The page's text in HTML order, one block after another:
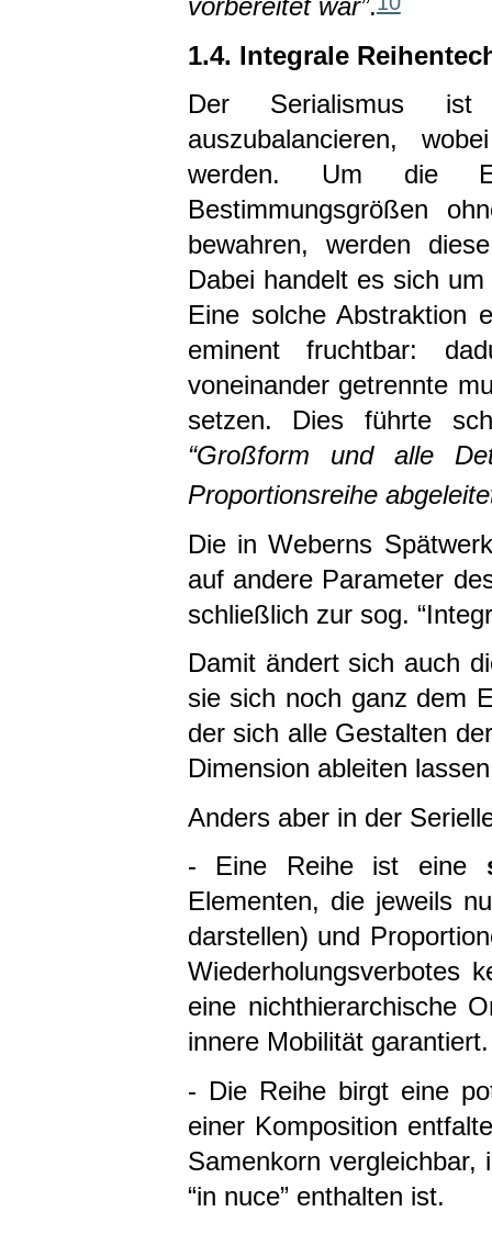
vorbereitet war”.
1.4. Integrale
Der Serialismus ist
auszubalancieren,
werden. Um die
Bestimmungsgrößen
bewahren, werden
Dabei handelt es sich
Eine solche Abstraktion
eminent fruchtbar:
voneinander getrennte
setzen. Dies führte
“Großform und alle
Proportionsreihe
Die in Weberns
auf andere Parameter
schließlich zur sog.
Damit ändert sich auch
sie sich noch ganz dem
der sich alle Gestalten
Dimension ableiten
Anders aber in der
- Eine Reihe ist eine
Elementen, die jeweils
darstellen) und
Wiederholungsverbotes
eine nichthierarchische
innere Mobilität garantiert.
- Die Reihe birgt eine
einer Komposition
Samenkorn
“in nuce” enthalten ist.